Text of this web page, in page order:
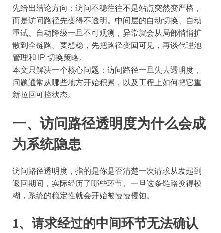
先给出结论方向：访问不稳往往不是站点突然变严格，
而是访问路径先变得不透明。中间层的自动切换、自动
重试、自动降级一旦不可观测，异常就会从局部悄悄扩
散到全链路。要想稳，先把路径变回可见，再谈代理池
管理和 IP 切换策略。
本文只解决一个核心问题：访问路径一旦失去透明度，
问题通常从哪些地方开始积累，以及工程上如何把它重
新拉回可控状态。
一、访问路径透明度为什么会成
为系统隐患
访问路径透明度，指的是你是否清楚一次请求从发起到
返回期间，实际经历了哪些环节。一旦这条链路变得模
糊，系统的稳定性就会开始被慢慢侵蚀。
1、请求经过的中间环节无法确认